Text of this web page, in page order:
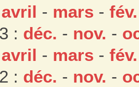
avril - mars -fév.
: déc. - nov. -
avril - mars -fév.
: déc. - nov. -